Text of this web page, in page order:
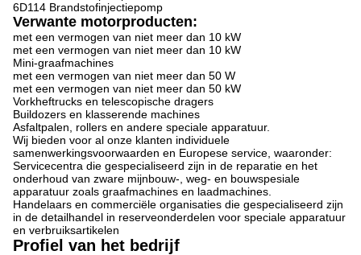
6D114 Brandstofinjectiepomp
Verwante motorproducten:
met een vermogen van niet meer dan 10 kW
met een vermogen van niet meer dan 10 kW
Mini-graafmachines
met een vermogen van niet meer dan 50 W
met een vermogen van niet meer dan 50 kW
Vorkheftrucks en telescopische dragers
Buildozers en klasserende machines
Asfaltpalen, rollers en andere speciale apparatuur.
Wij bieden voor al onze klanten individuele
samenwerkingsvoorwaarden en Europese service, waaronder:
Servicecentra die gespecialiseerd zijn in de reparatie en het
onderhoud van zware mijnbouw-, weg- en bouwspesiale
apparatuur zoals graafmachines en laadmachines.
Handelaars en commerciële organisaties die gespecialiseerd zijn
in de detailhandel in reserveonderdelen voor speciale apparatuur
en verbruiksartikelen
Profiel van het bedrijf